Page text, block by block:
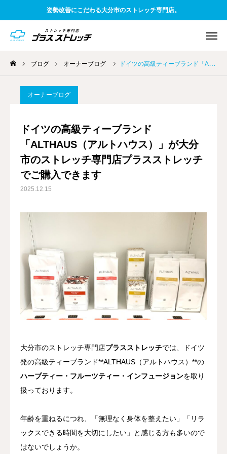
姿勢改善にこだわる大分市のストレッチ専門店。
ブログ オーナーブログ ドイツの高級ティーブランド「ALTHAUS（アルトハウス）」が大分市のストレッチ専門店プラスストレッチでご購入できます
オーナーブログ
ドイツの高級ティーブランド
「ALTHAUS（アルトハウス）」が大分
市のストレッチ専門店プラスストレッチ
でご購入できます
2025.12.15
大分市のストレッチ専門店プラスストレッチでは、ドイツ
発の高級ティーブランド**ALTHAUS（アルトハウス）**の
ハーブティー・フルーツティー・インフュージョンを取り
扱っております。
年齢を重ねるにつれ、「無理なく身体を整えたい」「リラ
ックスできる時間を大切にしたい」と感じる方も多いので
はないでしょうか。
WEB予約
電話予約
初めての方へ
企業様向け
料金案内
当店について
アクセス
ご予約/お問合せ